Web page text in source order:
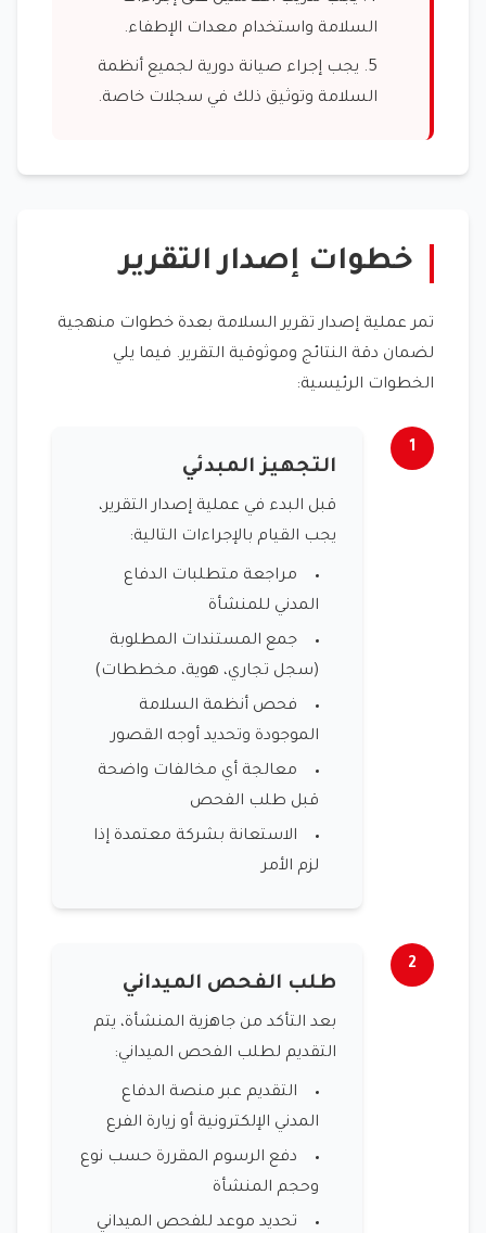
السلامة واستخدام معدات الإطفاء.
يجب إجراء صيانة دورية لجميع أنظمة
السلامة وتوثيق ذلك في سجلات خاصة.
خطوات إصدار التقرير
تمر عملية إصدار تقرير السلامة بعدة خطوات منهجية
لضمان دقة النتائج وموثوقية التقرير. فيما يلي
الخطوات الرئيسية:
1
التجهيز المبدئي
قبل البدء في عملية إصدار التقرير،
يجب القيام بالإجراءات التالية:
مراجعة متطلبات الدفاع
المدني للمنشأة
جمع المستندات المطلوبة
(سجل تجاري، هوية، مخططات)
فحص أنظمة السلامة
الموجودة وتحديد أوجه القصور
معالجة أي مخالفات واضحة
قبل طلب الفحص
الاستعانة بشركة معتمدة إذا
لزم الأمر
2
طلب الفحص الميداني
بعد التأكد من جاهزية المنشأة، يتم
التقديم لطلب الفحص الميداني:
التقديم عبر منصة الدفاع
المدني الإلكترونية أو زيارة الفرع
دفع الرسوم المقررة حسب نوع
وحجم المنشأة
تحديد موعد للفحص الميداني